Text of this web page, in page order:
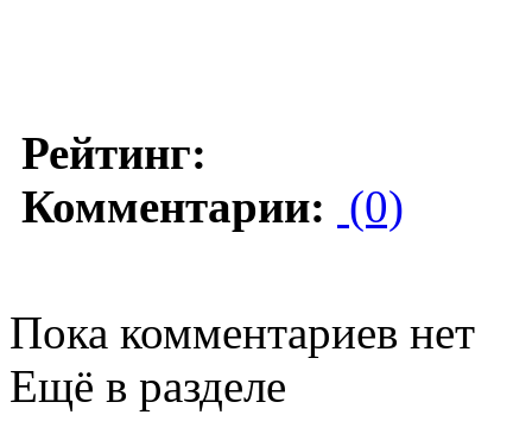
Рейтинг:
Комментарии: (0)
Пока комментариев нет
Ещё в разделе